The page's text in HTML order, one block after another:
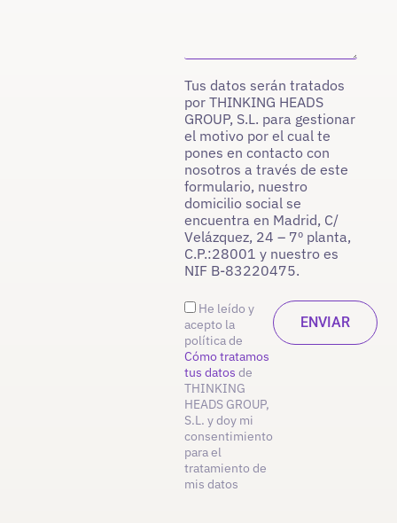
Tus datos serán tratados
por THINKING HEADS
GROUP, S.L. para gestionar
el motivo por el cual te
pones en contacto con
nosotros a través de este
formulario, nuestro
domicilio social se
encuentra en Madrid, C/
Velázquez, 24 – 7º planta,
C.P.:28001 y nuestro es
NIF B-83220475.
He leído y
acepto la
política de
Cómo tratamos
tus datos de
THINKING
HEADS GROUP,
S.L. y doy mi
consentimiento
para el
tratamiento de
mis datos